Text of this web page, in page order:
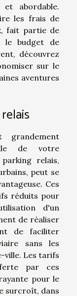
et abordable.
les frais de
fait partie de
le budget de
découvrez
sur le
aventures
de votre
relais,
peut se
Ces
réduits pour
d'un
de réaliser
de faciliter
sans les
ville. Les tarifs
par ces
pour le
surcroît, dans